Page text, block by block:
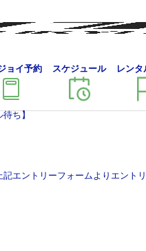
ョイ予約 スケジュール レンタ
キット 24時間
待ち】
記エントリーフォームよりエント